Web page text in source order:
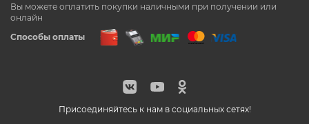
Присоединяйтесь к нам в социальных сетях!
Способы оплаты
Вы можете оплатить покупки наличными при получении или
онлайн